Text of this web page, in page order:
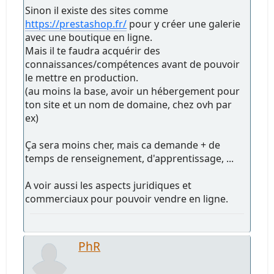
Sinon il existe des sites comme
https://prestashop.fr/ pour y créer une galerie
avec une boutique en ligne.
Mais il te faudra acquérir des
connaissances/compétences avant de pouvoir
le mettre en production.
(au moins la base, avoir un hébergement pour
ton site et un nom de domaine, chez ovh par
ex)
Ça sera moins cher, mais ca demande + de
temps de renseignement, d'apprentissage, ...
A voir aussi les aspects juridiques et
commerciaux pour pouvoir vendre en ligne.
PhR